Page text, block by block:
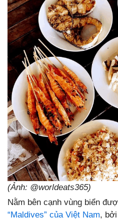
(Ảnh: @worldeats365)
Nằm bên cạnh vùng biển
“Maldives” của Việt Nam,